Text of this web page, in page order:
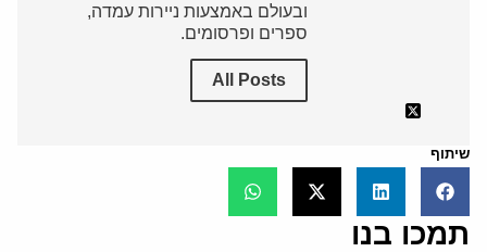
ובעולם באמצעות ניירות עמדה,
ספרים ופרסומים.
All Posts
שיתוף
תמכו בנו